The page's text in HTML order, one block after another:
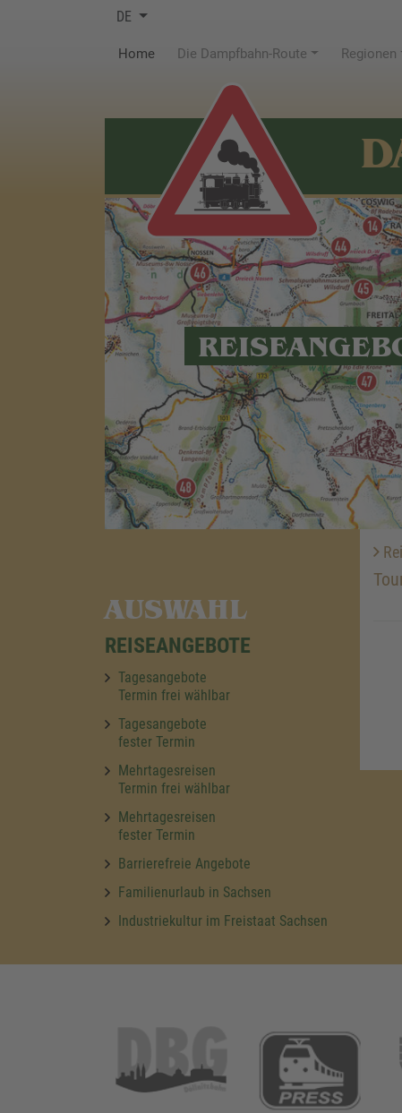
DE
Home(current)Die Dampfbahn-Route Regionen
AUSWAHL
REISEANGEBOTE
Tagesangebote
Termin frei wählbar
Tagesangebote
fester Termin
Mehrtagesreisen
Termin frei wählbar
Mehrtagesreisen
fester Termin
Barrierefreie Angebote
Familienurlaub in Sachsen
Industriekultur im Freistaat Sachsen